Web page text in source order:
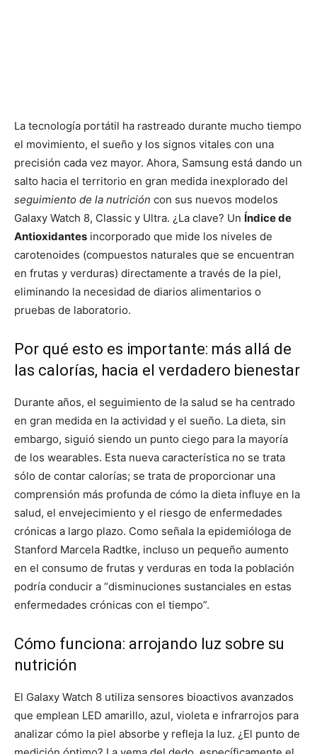
La tecnología portátil ha rastreado durante mucho tiempo
el movimiento, el sueño y los signos vitales con una
precisión cada vez mayor. Ahora, Samsung está dando un
salto hacia el territorio en gran medida inexplorado del
seguimiento de la nutrición con sus nuevos modelos
Galaxy Watch 8, Classic y Ultra. ¿La clave? Un Índice de
Antioxidantes incorporado que mide los niveles de
carotenoides (compuestos naturales que se encuentran
en frutas y verduras) directamente a través de la piel,
eliminando la necesidad de diarios alimentarios o
pruebas de laboratorio.
Por qué esto es importante: más allá de
las calorías, hacia el verdadero bienestar
Durante años, el seguimiento de la salud se ha centrado
en gran medida en la actividad y el sueño. La dieta, sin
embargo, siguió siendo un punto ciego para la mayoría
de los wearables. Esta nueva característica no se trata
sólo de contar calorías; se trata de proporcionar una
comprensión más profunda de cómo la dieta influye en la
salud, el envejecimiento y el riesgo de enfermedades
crónicas a largo plazo. Como señala la epidemióloga de
Stanford Marcela Radtke, incluso un pequeño aumento
en el consumo de frutas y verduras en toda la población
podría conducir a “disminuciones sustanciales en estas
enfermedades crónicas con el tiempo”.
Cómo funciona: arrojando luz sobre su
nutrición
El Galaxy Watch 8 utiliza sensores bioactivos avanzados
que emplean LED amarillo, azul, violeta e infrarrojos para
analizar cómo la piel absorbe y refleja la luz. ¿El punto de